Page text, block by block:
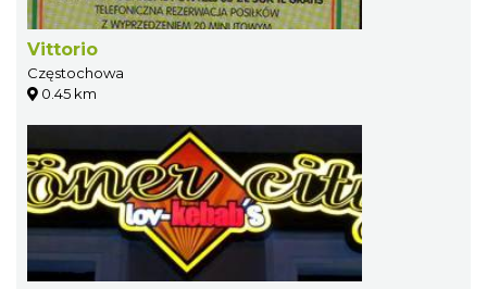
Vittorio
Częstochowa
0.45 km